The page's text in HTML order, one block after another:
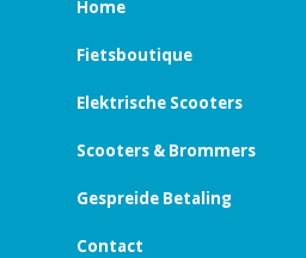
Home
Fietsboutique
Elektrische Scooters
Scooters & Brommers
Gespreide Betaling
Contact